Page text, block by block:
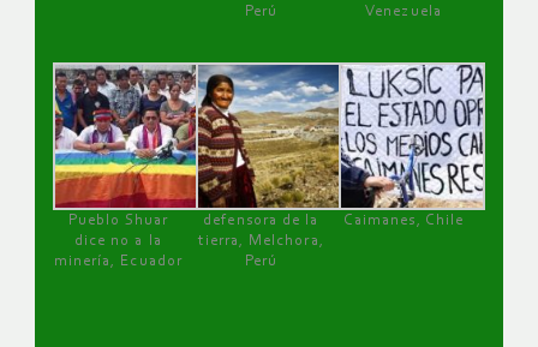
Perú
Venezuela
Pueblo Shuar
dice no a la
minería, Ecuador
defensora de la
tierra, Melchora,
Perú
Caimanes, Chile